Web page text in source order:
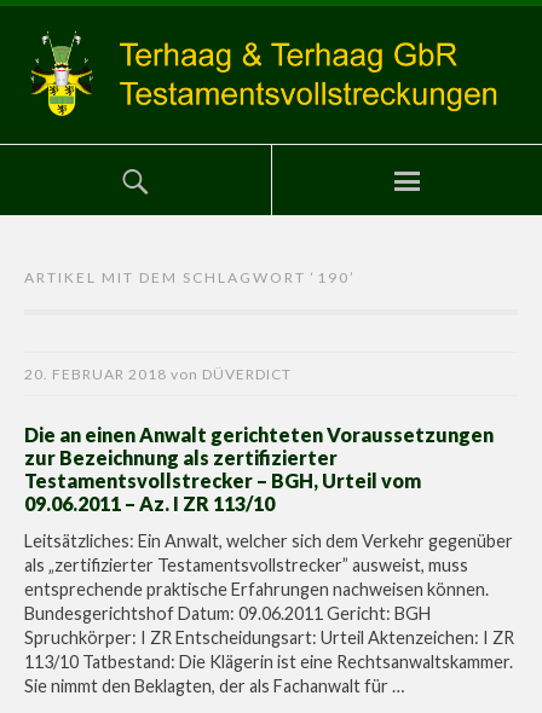
ARTIKEL MIT DEM SCHLAGWORT ‘ 190 ’
20. FEBRUAR 2018 von DÜVERDICT
Die an einen Anwalt gerichteten Voraussetzungen
zur Bezeichnung als zertifizierter
Testamentsvollstrecker – BGH, Urteil vom
09.06.2011 – Az. I ZR 113/10
Leitsätzliches: Ein Anwalt, welcher sich dem Verkehr gegenüber
als „zertifizierter Testamentsvollstrecker” ausweist, muss
entsprechende praktische Erfahrungen nachweisen können.
Bundesgerichtshof Datum: 09.06.2011 Gericht: BGH
Spruchkörper: I ZR Entscheidungsart: Urteil Aktenzeichen: I ZR
113/10 Tatbestand: Die Klägerin ist eine Rechtsanwaltskammer.
Sie nimmt den Beklagten, der als Fachanwalt für …